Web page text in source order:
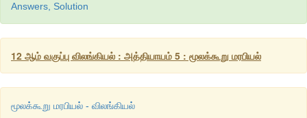
நிலையானதாகவும் சமமாகவும் இருக்கின்றது.
நிரப்புக் கூறுகளாக (Complementary) இருக்கின்றன. ஒரு
தெரிந்தால் இன்னொரு இழையின் வரிசையை கணிக்க
அமைப்பு பற்றிய சிறப்புப் பண்புகள் பதினோராம் வகுப்பு பாட
விளக்கப்பட்டிருக்கிறது.
Answers, Solution
12 ஆம் வகுப்பு விலங்கியல் : அத்தியாயம் 5 : மூலக்கூறு மரபியல்
மூலக்கூறு மரபியல் - விலங்கியல்